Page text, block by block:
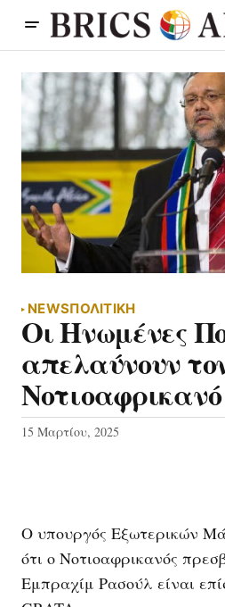
NEWSΠΟΛΙΤΙΚΗ
Οι Ηνωμένες
απελαύνουν
15 Μαρτίου, 2025
Ο υπουργός Εξωτερικών
ότι ο Νοτιοαφρικανός
Εμπραχίμ Ρασούλ είναι